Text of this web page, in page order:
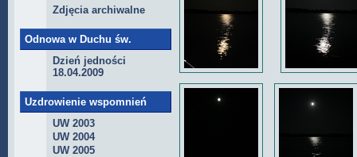
Zdjęcia archiwalne
Odnowa w Duchu św.
Dzień jedności
18.04.2009
Uzdrowienie wspomnień
UW 2003
UW 2004
UW 2005